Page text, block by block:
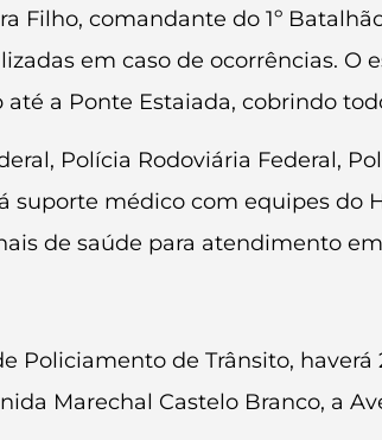
comandante do 1º
em caso de ocorrências. O
a Ponte Estaiada, cobrindo
Polícia Rodoviária Federal,
médico com equipes do
de saúde para atendimento
de Trânsito,
Marechal Castelo Branco, a